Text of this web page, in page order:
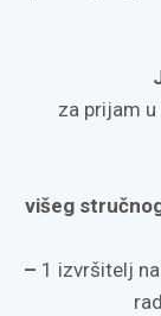
za prijam
višeg
– 1 izvršitelj